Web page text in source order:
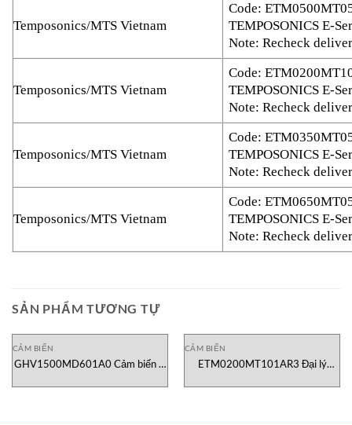
Temposonics/MTS Vietnam
Code:
TEMPOSONICS E-
Note: Recheck
Temposonics/MTS Vietnam
Code:
TEMPOSONICS E-
Note: Recheck
Temposonics/MTS Vietnam
Code:
TEMPOSONICS E-
Note: Recheck
Temposonics/MTS Vietnam
Code:
TEMPOSONICS E-
Note: Recheck
SẢN PHẨM TƯƠNG TỰ
CẢM BIẾN
GHV1500MD601A0 Cảm biến vị
CẢM BIẾN
ETM0200MT101AR3 Đại lý